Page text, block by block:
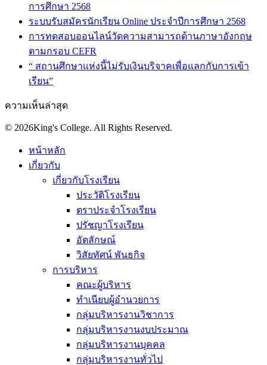
การศึกษา 2568
ระบบรับสมัครนักเรียน Online ประจำปีการศึกษา 2568
การทดสอบออนไลน์วัดความสามารถด้านภาษาอังกฤษ
ตามกรอบ CEFR
“ สถานศึกษาแห่งนี้ไม่รับเงินบริจาคเพื่อแลกกับการเข้า
เรียน”
ความเห็นล่าสุด
© 2026King's College. All Rights Reserved.
หน้าหลัก
เกี่ยวกับ
เกี่ยวกับโรงเรียน
ประวัติโรงเรียน
ตราประจำโรงเรียน
ปรัชญาโรงเรียน
อัตลักษณ์
วิสัยทัศน์ พันธกิจ
การบริหาร
คณะผู้บริหาร
ทำเนียบผู้อำนวยการ
กลุ่มบริหารงานวิชาการ
กลุ่มบริหารงานงบประมาณ
กลุ่มบริหารงานบุคคล
กลุ่มบริหารงานทั่วไป